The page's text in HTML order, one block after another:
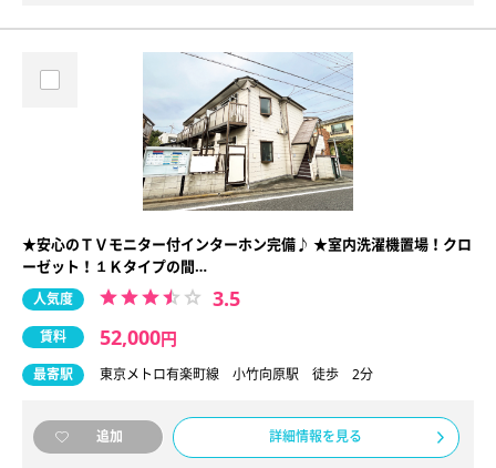
★安心のＴＶモニター付インターホン完備♪ ★室内洗濯機置場！クロ
ーゼット！１Ｋタイプの間…
人気度 3.5
賃料 52,000円
最寄駅 東京メトロ有楽町線 小竹向原駅 徒歩 2分
追加 詳細情報を見る